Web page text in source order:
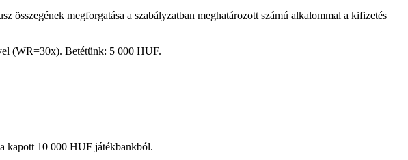
megforgatása a szabályzatban meghatározott számú alkalommal a kifizetés
(WR=30x). Betétünk: 5 000 HUF.
kapott 10 000 HUF játékbankból.